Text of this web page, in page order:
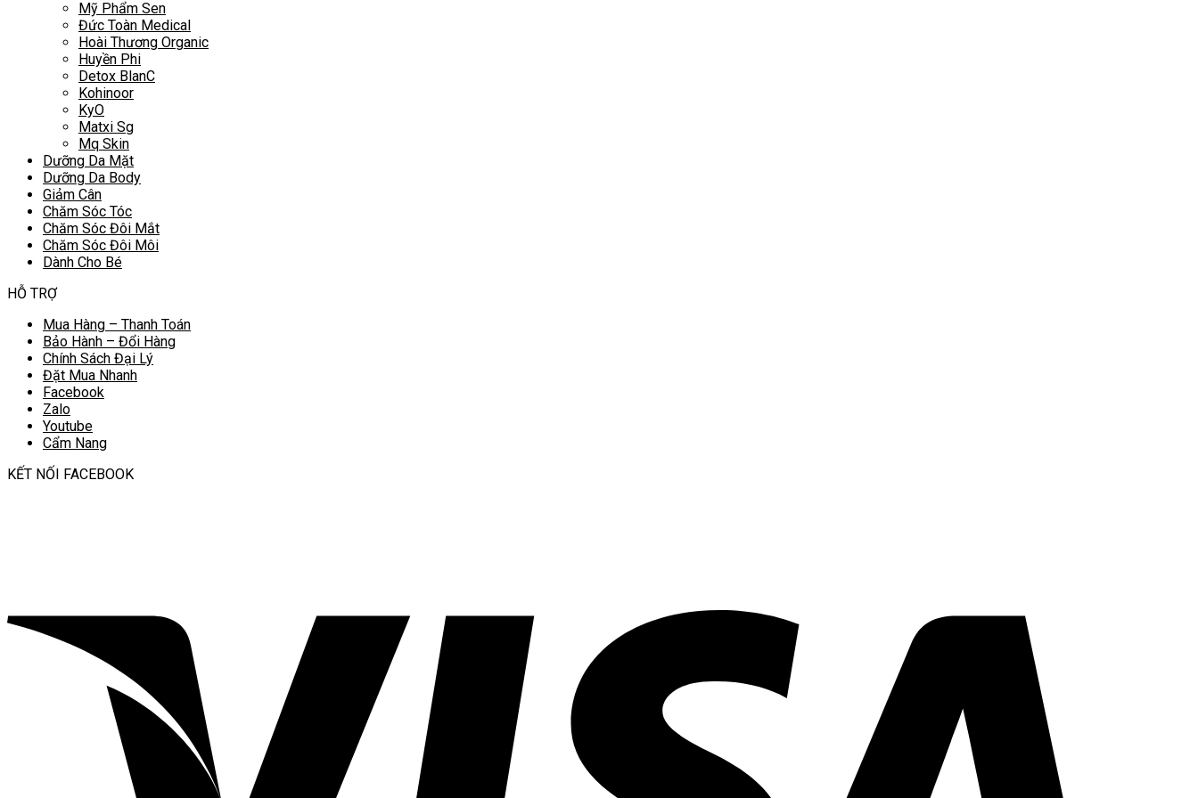
Mỹ Phẩm Sen
Đức Toàn Medical
Hoài Thương Organic
Huyền Phi
Detox BlanC
Kohinoor
KyO
Matxi Sg
Mq Skin
Dưỡng Da Mặt
Dưỡng Da Body
Giảm Cân
Chăm Sóc Tóc
Chăm Sóc Đôi Mắt
Chăm Sóc Đôi Môi
Dành Cho Bé
HỖ TRỢ
Mua Hàng – Thanh Toán
Bảo Hành – Đổi Hàng
Chính Sách Đại Lý
Đặt Mua Nhanh
Facebook
Zalo
Youtube
Cẩm Nang
KẾT NỐI FACEBOOK